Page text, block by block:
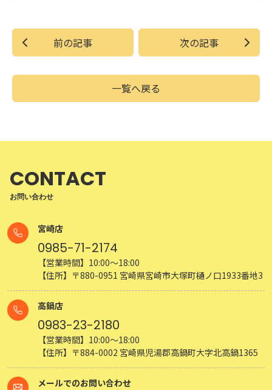
前の記事
一覧へ戻る
次の記事
CONTACT
お問い合わせ
宮崎店
0985-71-2174
【営業時間】10:00～18:00
【住所】〒880-0951 宮崎県宮崎市大塚町樋ノ口1933番地3
高鍋店
0983-23-2180
【営業時間】10:00～18:00
【住所】〒884-0002 宮崎県児湯郡高鍋町大字北高鍋1365
メールでのお問い合わせ